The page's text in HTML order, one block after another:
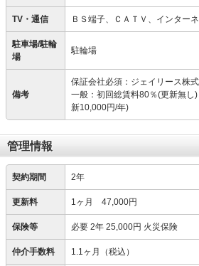
TV・通信 ＢＳ端子、ＣＡＴＶ、インター
駐車場/駐輪
場
駐輪場
備考
保証会社必須：ジェイリース株
一般：初回総賃料80％(更新無
新10,000円/年)
管理情報
契約期間 2年
更新料 1ヶ月 47,000円
保険等 必要 2年 25,000円 火災保険
仲介手数料 1.1ヶ月（税込）